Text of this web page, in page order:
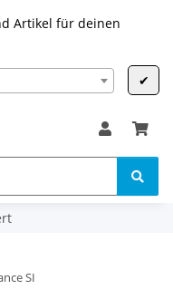
Artikel für deinen
✔
3 UStG)
SI